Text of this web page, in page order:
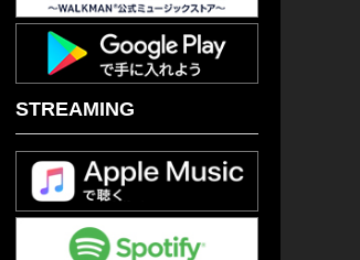
STREAMING